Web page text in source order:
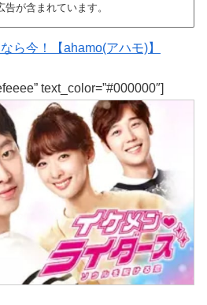
告が含まれています。
ら今！【ahamo(アハモ)】
text_color=”#000000″]